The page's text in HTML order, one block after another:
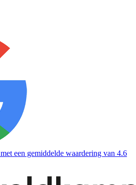
met een gemiddelde waardering van 4.6